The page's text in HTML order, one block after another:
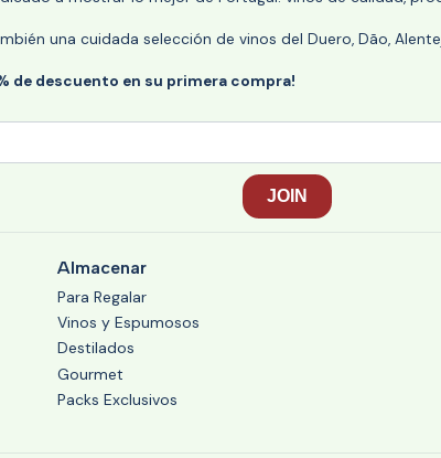
una cuidada selección de vinos del Duero, Dão,
de descuento en su primera compra!
Almacenar
Para Regalar
Vinos y Espumosos
Destilados
Gourmet
Packs Exclusivos